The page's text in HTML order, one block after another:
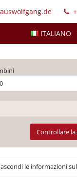
ITALIANO
Controllare
le informazioni